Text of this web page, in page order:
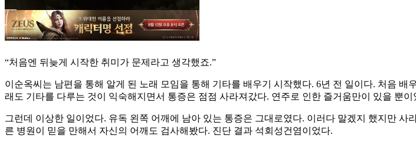
“처음엔 뒤늦게 시작한 취미가 문제라고 생각했죠.”
이순옥씨는 남편을 통해 알게 된 노래 모임을 통해 기타를 배우기 시작했다. 6년 전 일이다. 처음
래도 기타를 다루는 것이 익숙해지면서 통증은 점점 사라져갔다. 연주로 인한 즐거움만이 있을 뿐이
그런데 이상한 일이었다. 유독 왼쪽 어깨에 남아 있는 통증은 그대로였다. 이러다 말겠지 했지만
른 병원이 믿을 만해서 자신의 어깨도 검사해봤다. 진단 결과 석회성건염이었다.